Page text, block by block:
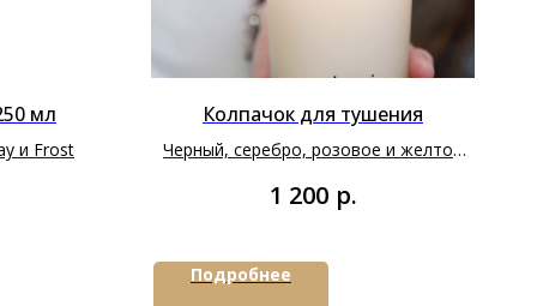
мл
и Frost
Колпачок для тушения
Черный, серебро, розовое и желтое
1 200 р.
Подробнее